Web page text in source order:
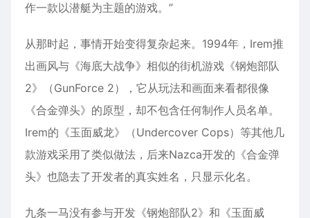
作一款以潜艇为主题的游戏。”
从那时起，事情开始变得复杂起来。1994年，Irem推
出画风与《海底大战争》相似的街机游戏《钢炮部队
2》（GunForce 2），它从玩法和画面来看都很像
《合金弹头》的原型，却不包含任何制作人员名单。
Irem的《玉面威龙》（Undercover Cops）等其他几
款游戏采用了类似做法，后来Nazca开发的《合金弹
头》也隐去了开发者的真实姓名，只显示化名。
九条一马没有参与开发《钢炮部队2》和《玉面威